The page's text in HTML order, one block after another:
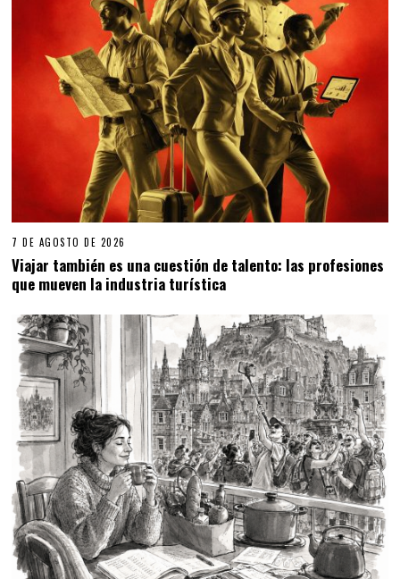
7 DE AGOSTO DE 2026
Viajar también es una cuestión de talento: las profesiones
que mueven la industria turística